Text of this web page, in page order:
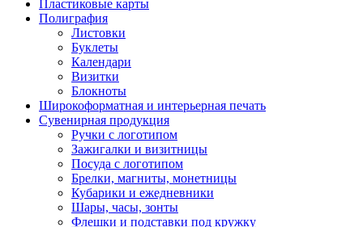
Пластиковые карты
Полиграфия
Листовки
Буклеты
Календари
Визитки
Блокноты
Широкоформатная и интерьерная печать
Сувенирная продукция
Ручки с логотипом
Зажигалки и визитницы
Посуда с логотипом
Брелки, магниты, монетницы
Кубарики и ежедневники
Шары, часы, зонты
Флешки и подставки под кружку